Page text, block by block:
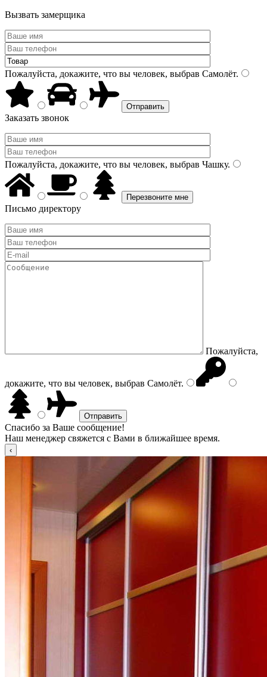
Вызвать замерщика
Пожалуйста, докажите, что вы человек, выбрав Самолёт.
Заказать звонок
Пожалуйста, докажите, что вы человек, выбрав Чашку.
Письмо директору
Пожалуйста,
докажите, что вы человек, выбрав Самолёт.
Спасибо за Ваше сообщение!
Наш менеджер свяжется с Вами в ближайшее время.